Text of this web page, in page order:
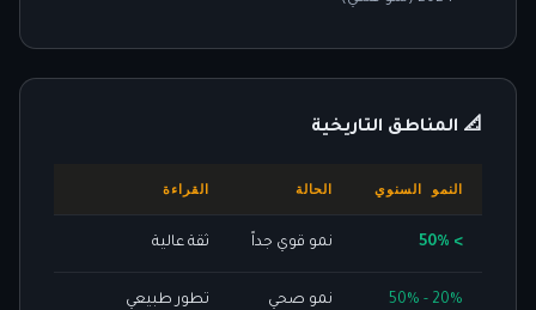
📐 المناطق التاريخية
النمو السنوي الحالة القراءة
> 50% نمو قوي جداً ثقة عالية
20% - 50% نمو صحي تطور طبيعي